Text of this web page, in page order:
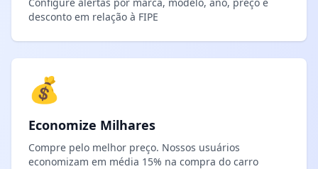
desconto em relação à FIPE
💰
Economize Milhares
Compre pelo melhor preço. Nossos usuários
economizam em média 15% na compra do carro